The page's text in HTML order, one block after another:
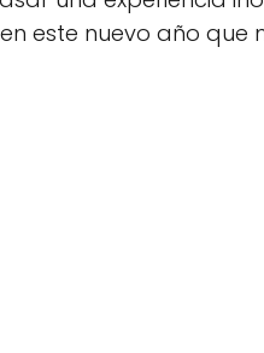
este nuevo año que